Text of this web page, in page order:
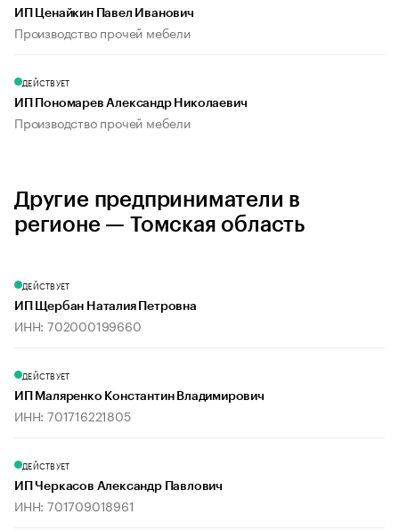
ИП Ценайкин Павел Иванович
Производство прочей мебели
ДЕЙСТВУЕТ
ИП Пономарев Александр Николаевич
Производство прочей мебели
Другие предприниматели в
регионе — Томская область
ДЕЙСТВУЕТ
ИП Щербан Наталия Петровна
ИНН: 702000199660
ДЕЙСТВУЕТ
ИП Маляренко Константин Владимирович
ИНН: 701716221805
ДЕЙСТВУЕТ
ИП Черкасов Александр Павлович
ИНН: 701709018961